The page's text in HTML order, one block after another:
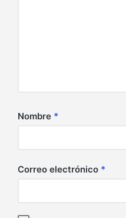
Nombre *
Correo electrónico *